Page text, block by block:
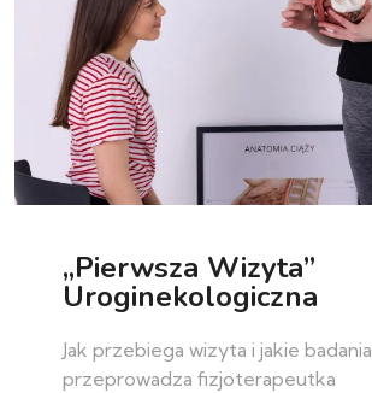
„Pierwsza Wizyta”
Uroginekologiczna
Jak przebiega wizyta i jakie badania
przeprowadza fizjoterapeutka